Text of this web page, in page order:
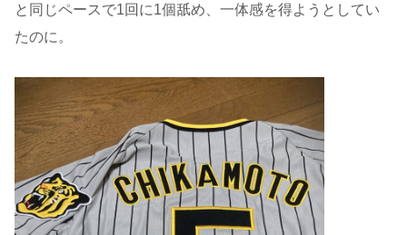
と同じペースで1回に1個舐め、一体感を得ようとしてい
たのに。